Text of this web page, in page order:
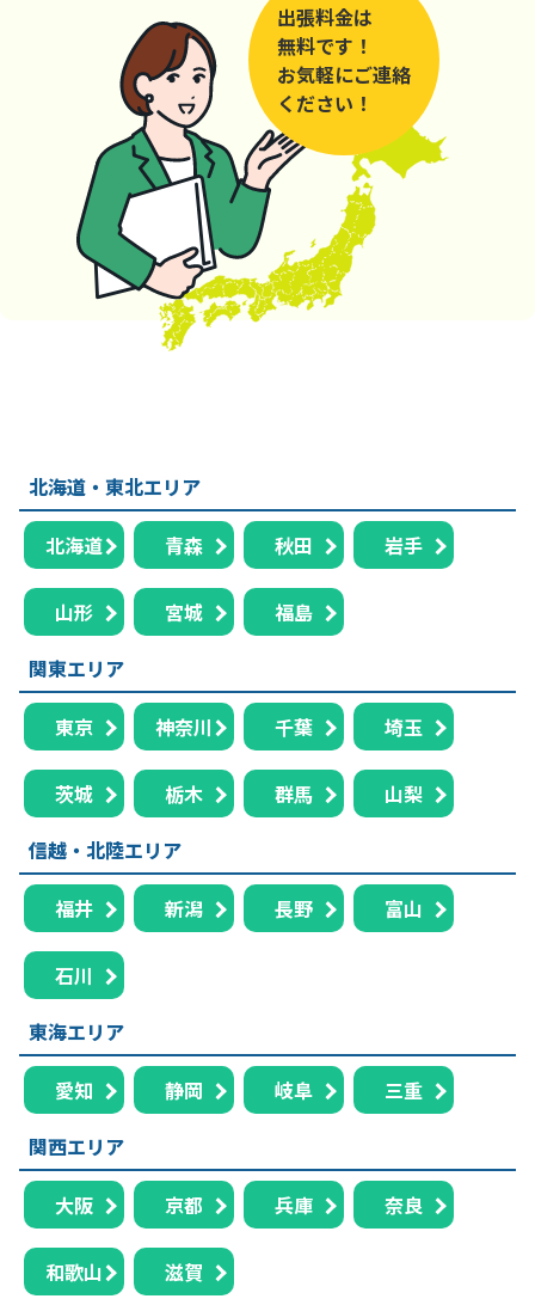
出張料金は
無料です！
お気軽にご連絡
ください！
北海道・東北エリア
北海道 青森 秋田 岩手
山形 宮城
福島
関東エリア
東京 神奈川 千葉 埼玉
茨城 栃木 群馬
山梨
信越・北陸エリア
福井 新潟 長野 富山
石川
東海エリア
愛知 静岡 岐阜
三重
関西エリア
大阪 京都 兵庫 奈良
和歌山
滋賀